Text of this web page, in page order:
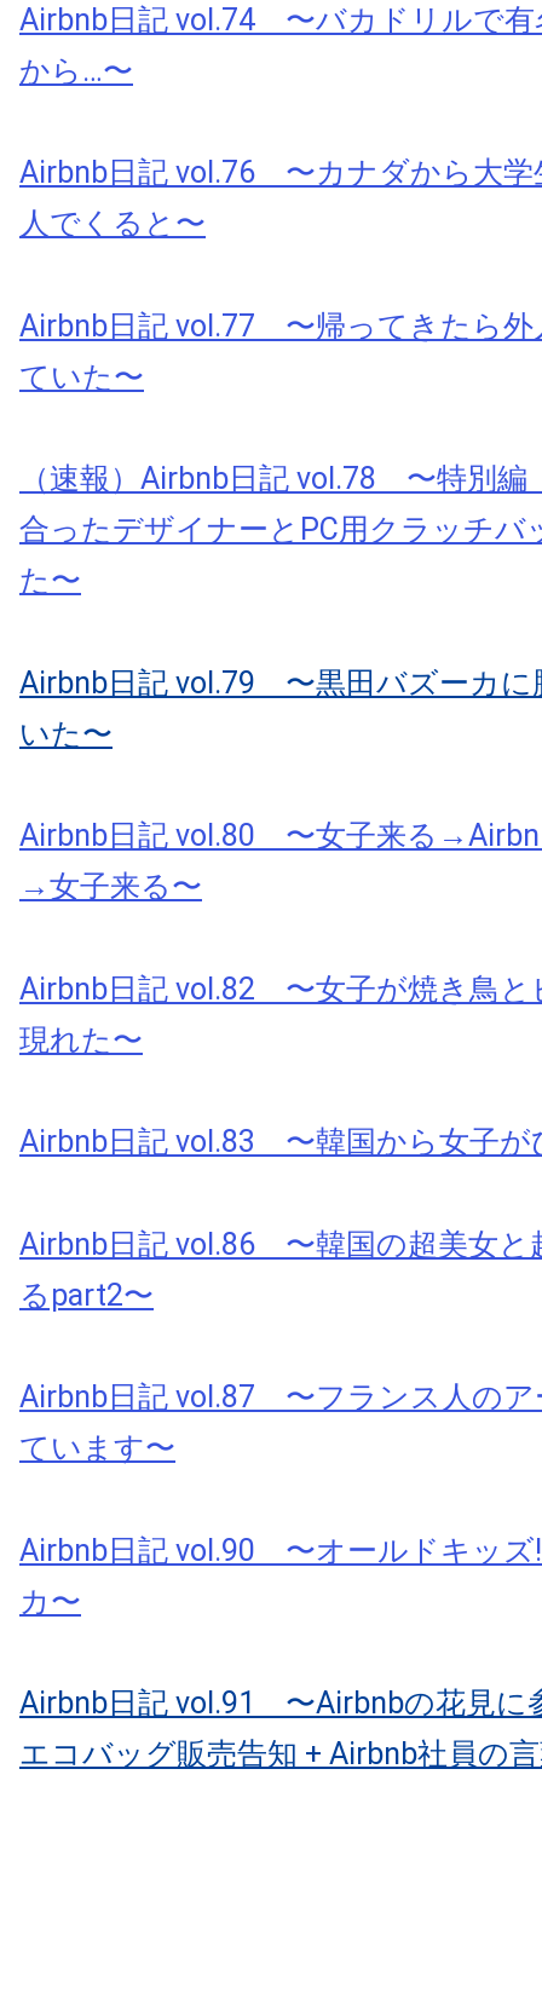
Airbnb日記 vol.74 〜バカドリルで有
から…〜
Airbnb日記 vol.76 〜カナダから大学
人でくると〜
Airbnb日記 vol.77 〜帰ってきたら外
ていた〜
（速報）Airbnb日記 vol.78 〜特別
合ったデザイナーとPC用クラッチバ
た〜
Airbnb日記 vol.79 〜黒田バズーカに
いた〜
Airbnb日記 vol.80 〜女子来る
→女子来る〜
Airbnb日記 vol.82 〜女子が焼き鳥と
現れた〜
Airbnb日記 vol.83 〜韓国から女子が
Airbnb日記 vol.86 〜韓国の超美女と
るpart2〜
Airbnb日記 vol.87 〜フランス人のア
ています〜
Airbnb日記 vol.90 〜オールドキッズ
カ〜
Airbnb日記 vol.91 〜Airbnbの花見に
エコバッグ販売告知 + Airbnb社員の